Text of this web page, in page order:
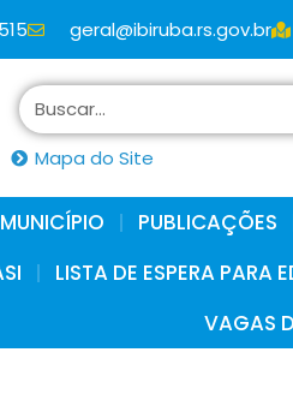
geral@ibiruba.rs.gov.br
Mapa do Site
MUNICÍPIO PUBLICAÇÕES
LISTA DE ESPERA PARA
VAGAS